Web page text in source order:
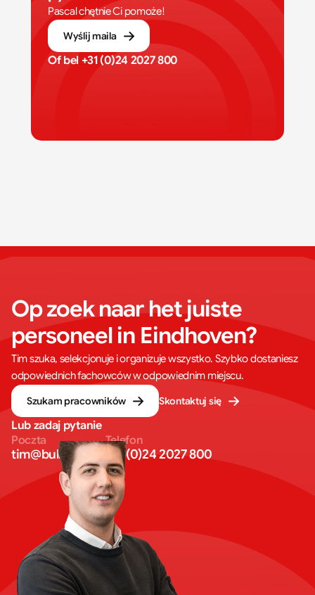
Pascal chętnie Ci pomoże!
Wyślij maila
Of bel +31 (0)24 2027 800
Op zoek naar het juiste
personeel in Eindhoven?
Tim szuka, selekcjonuje i organizuje wszystko. Szybko dostaniesz
odpowiednich fachowców w odpowiednim miejscu.
Szukam pracowników Skontaktuj się
Lub zadaj pytanie
Poczta
tim@bullseye.eu
Telefon
+31 (0)24 2027 800